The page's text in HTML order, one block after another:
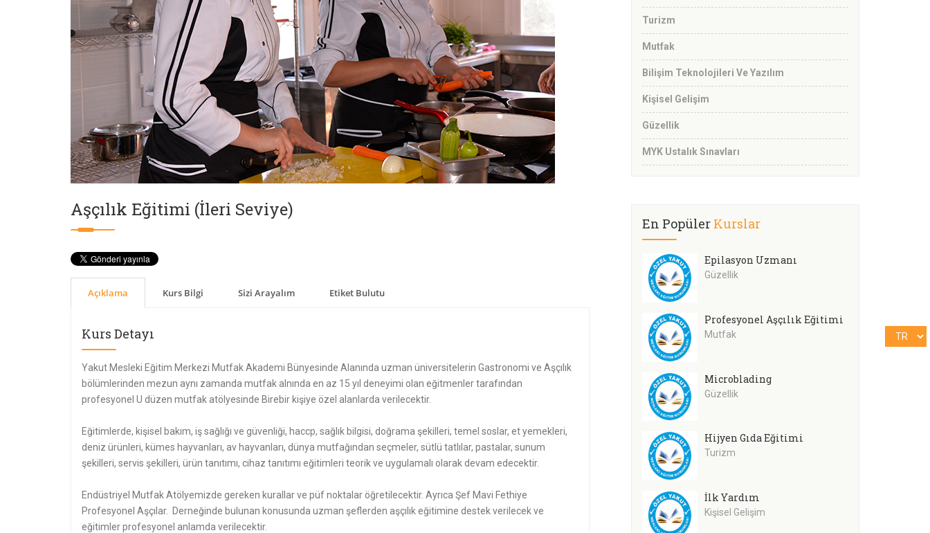
Aşçılık Eğitimi (İleri Seviye)
Açıklama Kurs Bilgi Sizi Arayalım Etiket Bulutu
Kurs Detayı
Yakut Mesleki Eğitim Merkezi Mutfak Akademi Bünyesinde Alanında uzman üniversitelerin Gastronomi ve Aşçılık
bölümlerinden mezun aynı zamanda mutfak alnında en az 15 yıl deneyimi olan eğitmenler tarafından
profesyonel U düzen mutfak atölyesinde Birebir kişiye özel alanlarda verilecektir.
Eğitimlerde, kişisel bakım, iş sağlığı ve güvenliği, haccp, sağlık bilgisi, doğrama şekilleri, temel soslar, et yemekleri,
deniz ürünleri, kümes hayvanları, av hayvanları, dünya mutfağından seçmeler, sütlü tatlılar, pastalar, sunum
şekilleri, servis şekilleri, ürün tanıtımı, cihaz tanıtımı eğitimleri teorik ve uygulamalı olarak devam edecektir.
Endüstriyel Mutfak Atölyemizde gereken kurallar ve püf noktalar öğretilecektir. Ayrıca Şef Mavi Fethiye
Profesyonel Aşçılar. Derneğinde bulunan konusunda uzman şeflerden aşçılık eğitimine destek verilecek ve
eğitimler profesyonel anlamda verilecektir.
Turizm
Mutfak
Bilişim Teknolojileri Ve Yazılım
Kişisel Gelişim
Güzellik
MYK Ustalık Sınavları
En Popüler Kurslar
Epilasyon Uzmanı
Güzellik
Profesyonel Aşçılık Eğitimi
Mutfak
Microblading
Güzellik
Hijyen Gıda Eğitimi
Turizm
İlk Yardım
Kişisel Gelişim